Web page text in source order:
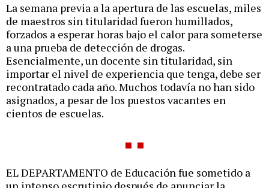
La semana previa a la apertura de las escuelas, miles
de maestros sin titularidad fueron humillados,
forzados a esperar horas bajo el calor para someterse
a una prueba de detección de drogas.
Esencialmente, un docente sin titularidad, sin
importar el nivel de experiencia que tenga, debe ser
recontratado cada año. Muchos todavía no han sido
asignados, a pesar de los puestos vacantes en
cientos de escuelas.
EL DEPARTAMENTO de Educación fue sometido a